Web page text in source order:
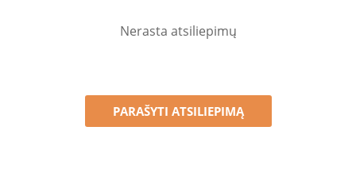
Nerasta atsiliepimų
PARAŠYTI ATSILIEPIMĄ